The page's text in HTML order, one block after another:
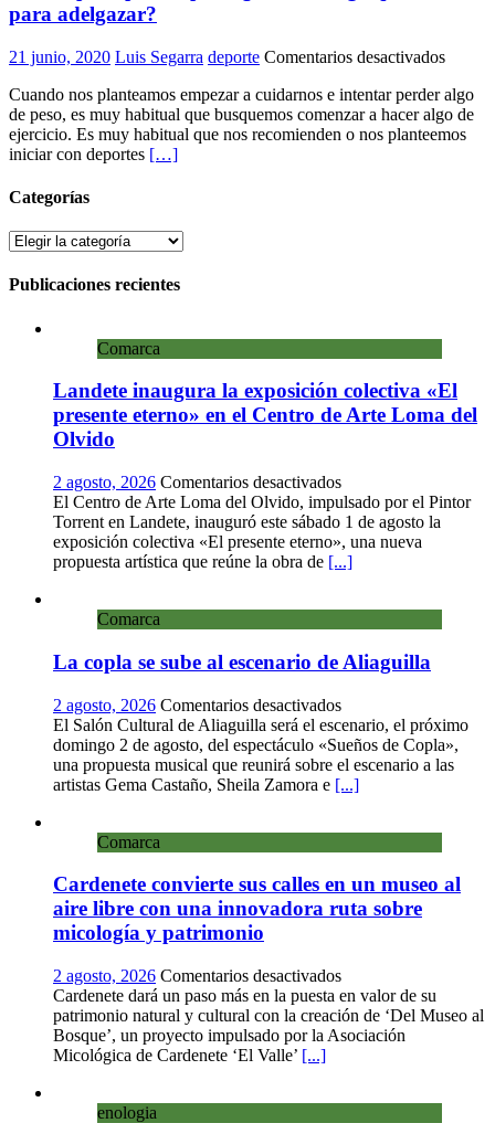
para adelgazar?
21 junio, 2020 Luis Segarra deporte Comentarios desactivadosen
para
perder
peso,
Cuando nos planteamos empezar a cuidarnos e intentar perder algo
de peso, es muy habitual que busquemos comenzar a hacer algo de
ejercicio. Es muy habitual que nos recomienden o nos planteemos
iniciar con deportes […]
Categorías
Categorías
Publicaciones recientes
Comarca
Landete inaugura la exposición colectiva «El
presente eterno» en el Centro de Arte Loma del
Olvido
2 agosto, 2026 Comentarios desactivadosen
Landete
inaugura
la
exposición
en
Centro
de
Arte
Loma
del
Olvido
El Centro de Arte Loma del Olvido, impulsado por el Pintor
Torrent en Landete, inauguró este sábado 1 de agosto la
exposición colectiva «El presente eterno», una nueva
propuesta artística que reúne la obra de [...]
Comarca
La copla se sube al escenario de Aliaguilla
2 agosto, 2026 Comentarios desactivadosen
La
copla
se
sube
El Salón Cultural de Aliaguilla será el escenario, el próximo
domingo 2 de agosto, del espectáculo «Sueños de Copla»,
una propuesta musical que reunirá sobre el escenario a las
artistas Gema Castaño, Sheila Zamora e [...]
Comarca
Cardenete convierte sus calles en un museo al
aire libre con una innovadora ruta sobre
micología y patrimonio
2 agosto, 2026 Comentarios desactivadosen
Cardenete
convierte
sus
Cardenete dará un paso más en la puesta en valor de su
patrimonio natural y cultural con la creación de ‘Del Museo al
Bosque’, un proyecto impulsado por la Asociación
Micológica de Cardenete ‘El Valle’ [...]
enologia